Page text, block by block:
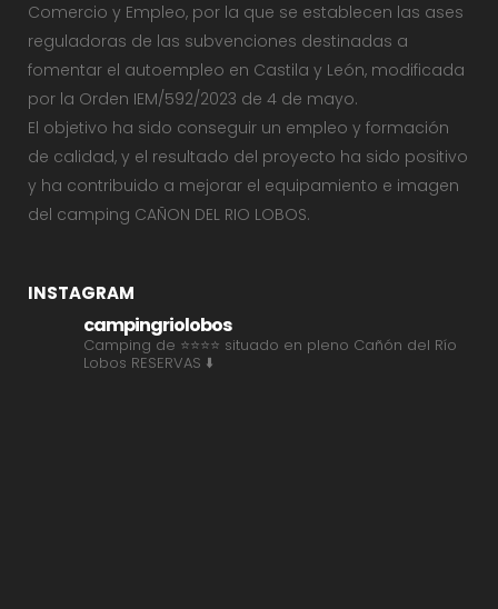
Comercio y Empleo, por la que se establecen las ases
reguladoras de las subvenciones destinadas a
fomentar el autoempleo en Castila y León, modificada
por la Orden IEM/592/2023 de 4 de mayo.
El objetivo ha sido conseguir un empleo y formación
de calidad, y el resultado del proyecto ha sido positivo
y ha contribuido a mejorar el equipamiento e imagen
del camping CAÑON DEL RIO LOBOS.
INSTAGRAM
campingriolobos
Camping de ⭐⭐⭐⭐ situado en pleno Cañón del Río
Lobos RESERVAS ⬇️